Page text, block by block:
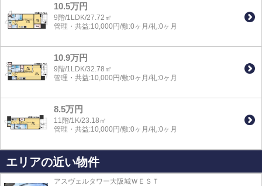
10.5万円
9階/1LDK/27.72㎡
管理・共益:10,000円/敷:0ヶ月/礼:0ヶ月
10.9万円
9階/1LDK/32.78㎡
管理・共益:10,000円/敷:0ヶ月/礼:0ヶ月
8.5万円
11階/1K/23.18㎡
管理・共益:10,000円/敷:0ヶ月/礼:0ヶ月
エリアの近い物件
アスヴェルタワー大阪城ＷＥＳＴ